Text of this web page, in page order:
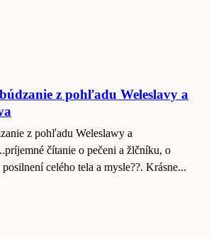
z pohľadu Weleslavy a
z pohľadu Weleslawy a
čítanie o pečeni a žlčníku, o
celého tela a mysle??. Krásne...